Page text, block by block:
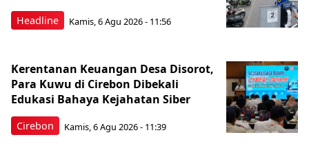
Headline Kamis, 6 Agu 2026 - 11:56
Cirebon
Kerentanan Keuangan Desa Disorot,
Para Kuwu di Cirebon Dibekali
Edukasi Bahaya Kejahatan Siber
Kamis, 6 Agu 2026 - 11:39